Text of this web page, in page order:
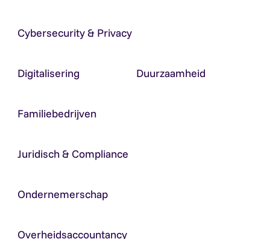
Cybersecurity & Privacy
Digitalisering Duurzaamheid
Familiebedrijven
Juridisch & Compliance
Ondernemerschap
Overheidsaccountancy